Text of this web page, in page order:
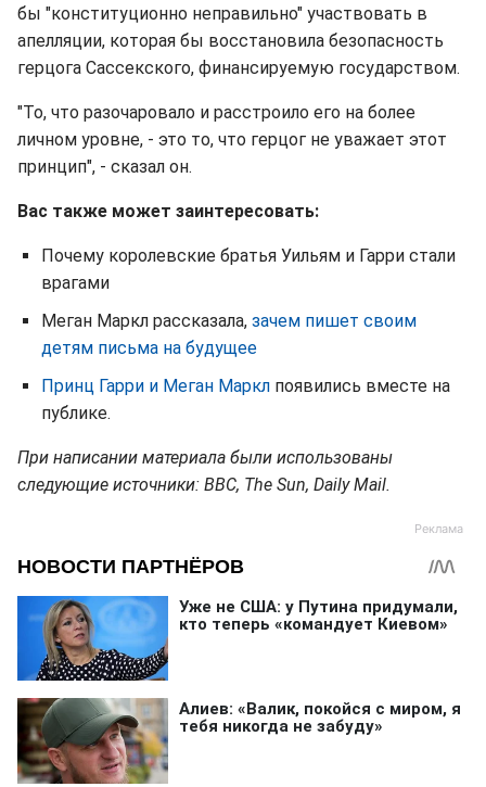
бы "конституционно неправильно" участвовать в
апелляции, которая бы восстановила безопасность
герцога Сассекского, финансируемую государством.
"То, что разочаровало и расстроило его на более
личном уровне, - это то, что герцог не уважает этот
принцип", - сказал он.
Вас также может заинтересовать:
Почему королевские братья Уильям и Гарри стали
врагами
Меган Маркл рассказала, зачем пишет своим
детям письма на будущее
Принц Гарри и Меган Маркл появились вместе на
публике.
При написании материала были использованы
следующие источники: BBC, The Sun, Daily Mail.